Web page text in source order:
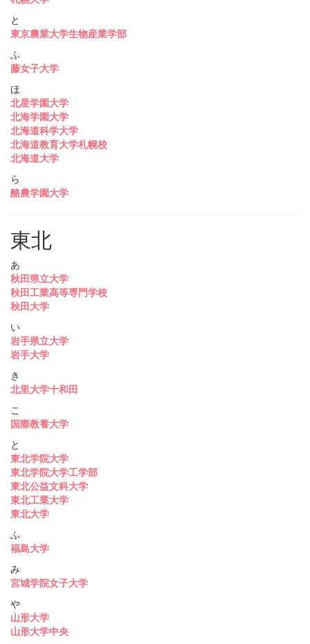
と
東京農業大学生物産業学部
ふ
藤女子大学
ほ
北星学園大学
北海学園大学
北海道科学大学
北海道教育大学札幌校
北海道大学
ら
酪農学園大学
東北
あ
秋田県立大学
秋田工業高等専門学校
秋田大学
い
岩手県立大学
岩手大学
き
北里大学十和田
こ
国際教養大学
と
東北学院大学
東北学院大学工学部
東北公益文科大学
東北工業大学
東北大学
ふ
福島大学
み
宮城学院女子大学
や
山形大学
山形大学中央